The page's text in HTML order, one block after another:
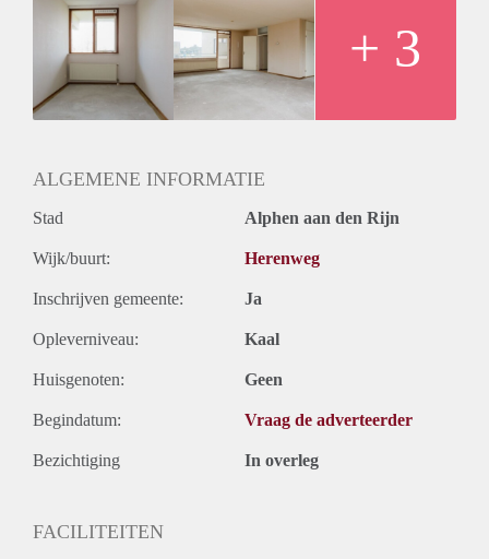
+ 3
ALGEMENE INFORMATIE
Stad Alphen aan den Rijn
Wijk/buurt: Herenweg
Inschrijven gemeente: Ja
Opleverniveau: Kaal
Huisgenoten: Geen
Begindatum: Vraag de adverteerder
Bezichtiging In overleg
FACILITEITEN